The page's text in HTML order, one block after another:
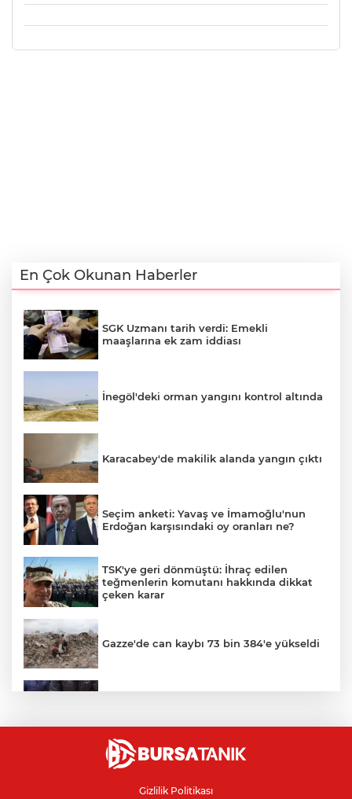
En Çok Okunan Haberler
SGK Uzmanı tarih verdi: Emekli
maaşlarına ek zam iddiası
İnegöl'deki orman yangını kontrol altında
Karacabey'de makilik alanda yangın çıktı
Seçim anketi: Yavaş ve İmamoğlu'nun
Erdoğan karşısındaki oy oranları ne?
TSK'ye geri dönmüştü: İhraç edilen
teğmenlerin komutanı hakkında dikkat
çeken karar
Gazze'de can kaybı 73 bin 384'e yükseldi
Bursa'da alevlere teslim olan samanlık
kül oldu
Gizlilik Politikası